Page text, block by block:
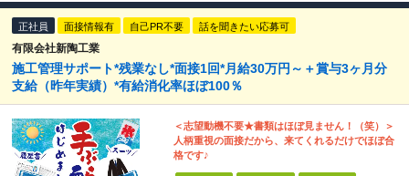
正社員 面接情報有 自己PR不要 話を聞きたい応募可
有限会社新陶工業
施工管理サポート*残業なし*面接1回*月給30万円～＋賞与3ヶ月分
支給（昨年実績）*有給消化率ほぼ100％
＜志望動機不要★書類はほぼ見ません！（笑）＞
人柄重視の面接だから、来てくれるだけでほぼ合
格です♪